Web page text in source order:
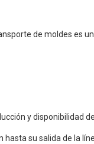
de moldes es
y disponibilidad
su salida de la